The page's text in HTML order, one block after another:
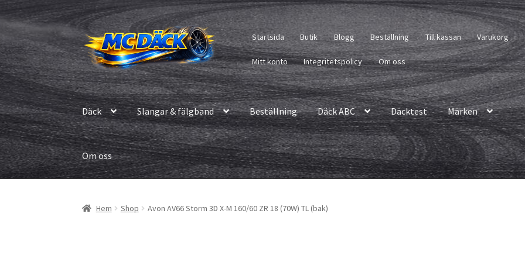
Hoppa
till
navigering
Hoppa
till
innehåll
Startsida Butik Blogg Beställning Till kassan Varukorg
Mitt konto Integritetspolicy Om oss
Däck Slangar & fälgband Beställning Däck ABC Däcktest Märken
Om oss
Hem Shop Avon AV66 Storm 3D X-M 160/60 ZR 18 (70W) TL (bak)